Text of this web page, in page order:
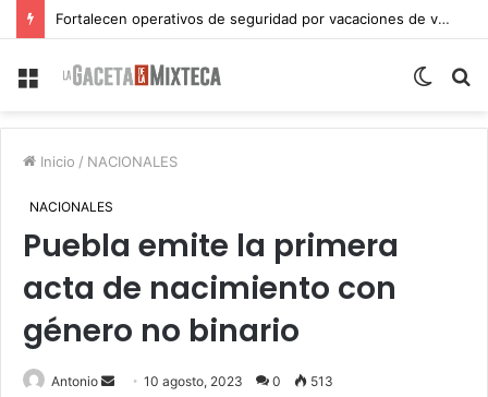
Fortalecen operativos de seguridad por vacaciones de verano en Atlixco
Menu
Switch
Inicio / NACIONALES
NACIONALES
Puebla emite la primera
acta de nacimiento con
género no binario
Antonio
Send10 agosto, 2023 0 513